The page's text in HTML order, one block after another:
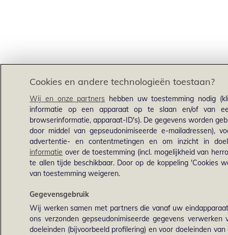
Cookies en andere technologieën toestaan?
Wij en onze partners hebben uw toestemming nodig
informatie op een apparaat op te slaan en/of van
browserinformatie, apparaat-ID's). De gegevens worden
door middel van gepseudonimiseerde e-mailadressen),
advertentie- en contentmetingen en om inzicht in
informatie over de toestemming (incl. mogelijkheid van
te allen tijde beschikbaar. Door op de koppeling 'Cookies
van toestemming weigeren.
Gegevensgebruik
Wij werken samen met partners die vanaf uw
ons verzonden gepseudonimiseerde gegevens
doeleinden (bijvoorbeeld profilering) en voor doeleinden